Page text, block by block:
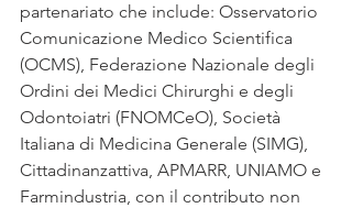
partenariato che include: Osservatorio
Comunicazione Medico Scientifica
(OCMS), Federazione Nazionale degli
Ordini dei Medici Chirurghi e degli
Odontoiatri (FNOMCeO), Società
Italiana di Medicina Generale (SIMG),
Cittadinanzattiva, APMARR, UNIAMO e
Farmindustria, con il contributo non